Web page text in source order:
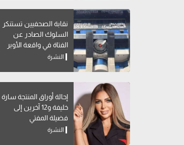
نقابة الصحفيين تستنكر
السلوك الصادر عن
الفتاة في واقعة الأوبر
النشرة
إحالة أوراق المنتجة سارة
خليفة و12 آخرين إلى
فضيلة المفتي
النشرة